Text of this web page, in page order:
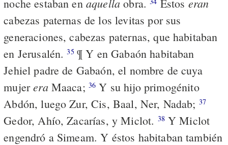
noche estaban en
obra. Estos
cabezas paternas de los levitas por sus
generaciones, cabezas paternas, que habitaban
en Jerusalén.35 ¶ Y en Gabaón habitaban
Jehiel padre de Gabaón, el nombre de cuya
mujereraMaaca; 36 Y su hijo primogénito
Abdón, luego Zur, Cis, Baal, Ner, Nadab; 37
Gedor, Ahío, Zacarías, y Miclot. 38Y Miclot
engendró a Simeam. Y éstos habitaban también